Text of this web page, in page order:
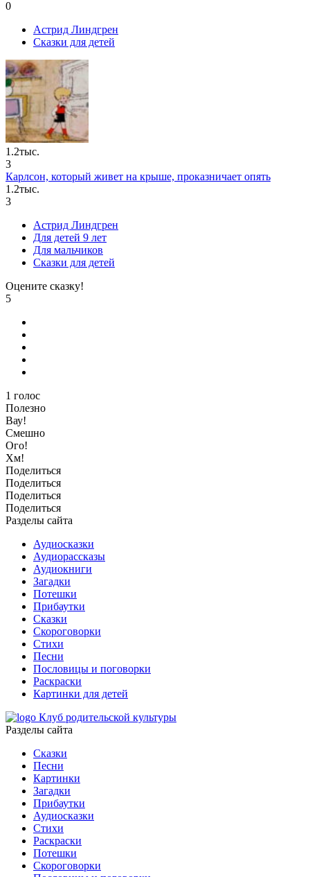
0
Астрид Линдгрен
Сказки для детей
1.2тыс.
3
Карлсон, который живет на крыше, проказничает опять
1.2тыс.
3
Астрид Линдгрен
Для детей 9 лет
Для мальчиков
Сказки для детей
Оцените сказку!
5
1 голос
Полезно
Вау!
Смешно
Ого!
Хм!
Поделиться
Поделиться
Поделиться
Поделиться
Разделы сайта
Аудиосказки
Аудиорассказы
Аудиокниги
Загадки
Потешки
Прибаутки
Сказки
Скороговорки
Стихи
Песни
Пословицы и поговорки
Раскраски
Картинки для детей
Клуб родительской культуры
Разделы сайта
Сказки
Песни
Картинки
Загадки
Прибаутки
Аудиосказки
Стихи
Раскраски
Потешки
Скороговорки